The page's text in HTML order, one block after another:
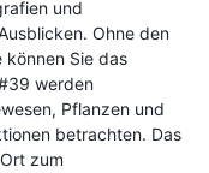
und
Ohne den
können Sie das
werden
Pflanzen und
betrachten. Das
zum